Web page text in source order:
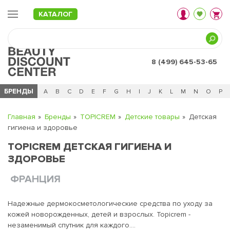
КАТАЛОГ
8 (499) 645-53-65
БРЕНДЫ
Ч 0 - 9 A B C D E F G H I J K L M N O P
Главная Бренды TOPICREM Детские товары
Детская
гигиена и здоровье
TOPICREM ДЕТСКАЯ ГИГИЕНА И
ЗДОРОВЬЕ
ФРАНЦИЯ
Надежные дермокосметологические средства по уходу за
кожей новорожденных, детей и взрослых. Topicrem -
незаменимый спутник для каждого.